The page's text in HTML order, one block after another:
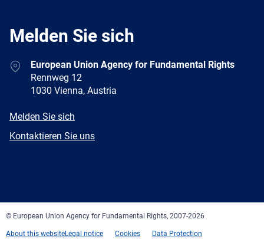
Melden Sie sich
AddressEuropean Union Agency for Fundamental Rights
Rennweg 12
1030 Vienna, Austria
E-
Melden Sie sich
Newsletter
Kontaktieren Sie uns
© European Union Agency for Fundamental Rights, 2007-2026
About this websiteLegal notice Cookies Data Protection